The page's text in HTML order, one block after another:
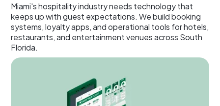
Miami's hospitality industry needs technology that
keeps up with guest expectations. We build booking
systems, loyalty apps, and operational tools for hotels,
restaurants, and entertainment venues across South
Florida.